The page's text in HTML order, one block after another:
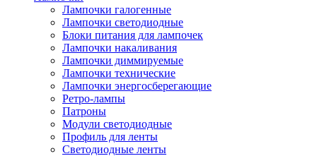
Лампочки галогенные
Лампочки светодиодные
Блоки питания для лампочек
Лампочки накаливания
Лампочки диммируемые
Лампочки технические
Лампочки энергосберегающие
Ретро-лампы
Патроны
Модули светодиодные
Профиль для ленты
Светодиодные ленты